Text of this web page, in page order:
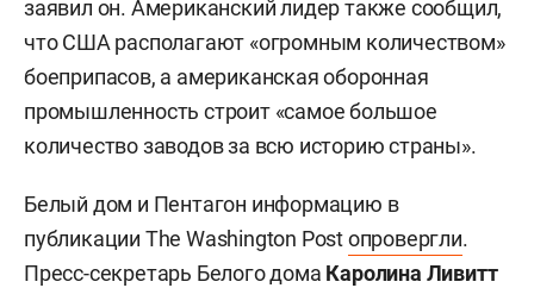
заявил он. Американский лидер также сообщил,
что США располагают «огромным количеством»
боеприпасов, а американская оборонная
промышленность строит «самое большое
количество заводов за всю историю страны».
Белый дом и Пентагон информацию в
публикации The Washington Postопровергли.
Пресс-секретарь Белого дома Каролина Ливитт